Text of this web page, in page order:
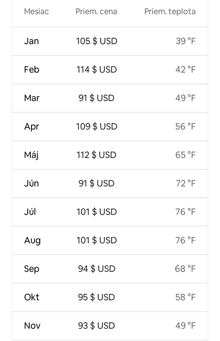
Mesiac
Jan
Feb
Mar
Apr
Máj
Jún
Júl
Aug
Sep
Okt
Nov
Priem. cena
105 $ USD
114 $ USD
91 $ USD
109 $ USD
112 $ USD
91 $ USD
101 $ USD
101 $ USD
94 $ USD
95 $ USD
93 $ USD
Priem. teplota
39 °F
42 °F
49 °F
56 °F
65 °F
72 °F
76 °F
76 °F
68 °F
58 °F
49 °F